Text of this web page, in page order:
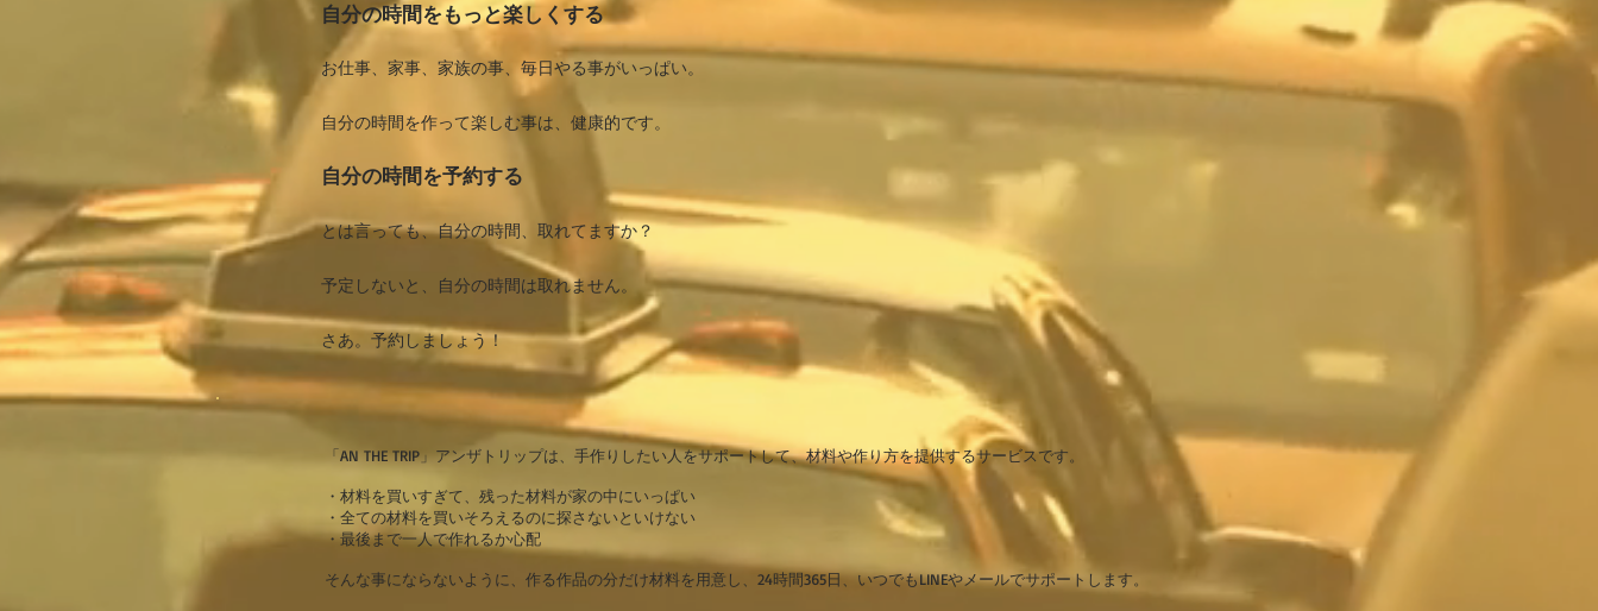
自分の時間をもっと楽しくする
お仕事、家事、家族の事、毎日やる事がいっぱい。
自分の時間を作って楽しむ事は、健康的です。
自分の時間を予約する
​とは言っても、自分の時間、取れてますか？
予定しないと、自分の時間は取れません。
​さあ。予約しましょう！
「AN THE TRIP」アンザトリップは、手作りしたい人をサポートして、材料や作り方を提供するサービスです。
・材料を買いすぎて、残った材料が家の中にいっぱい
・全ての材料を買いそろえるのに探さないといけない
・最後まで一人で作れるか心配
そんな事にならないように、作る作品の分だけ材料を用意し、24時間365日、いつでもLINEやメールでサポートします。